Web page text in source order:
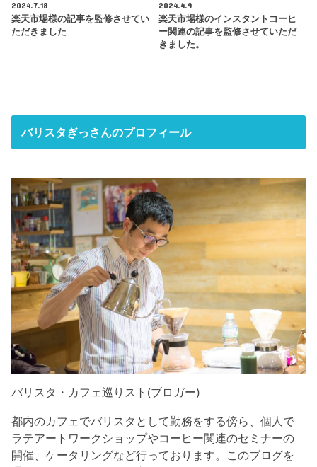
2024.7.18
楽天市場様の記事を監修させてい
ただきました
2024.4.9
楽天市場様のインスタントコーヒ
ー関連の記事を監修させていただ
きました。
バリスタぎっさんのプロフィール
バリスタ・カフェ巡りスト(ブロガー)
都内のカフェでバリスタとして勤務をする傍ら、個人で
ラテアートワークショップやコーヒー関連のセミナーの
開催、ケータリングなど行っております。このブログを